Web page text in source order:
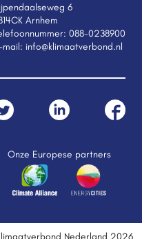
6
Arnhem
088-0238900
mail: info@klimaatverbond.nl
Onze Europese partners
Nederland 2026